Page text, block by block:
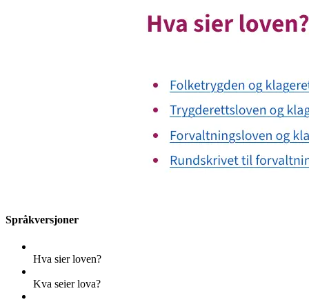
Språkversjoner
Hva sier loven?
Kva seier lova?